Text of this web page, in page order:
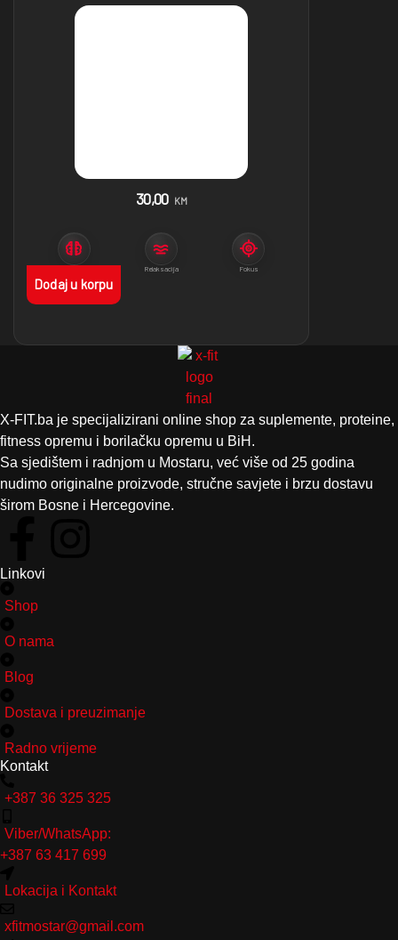
30,00 KM
Relaksacija Fokus
Dodaj u korpu
X-FIT.ba je specijalizirani online shop za suplemente, proteine,
fitness opremu i borilačku opremu u BiH.
Sa sjedištem i radnjom u Mostaru, već više od 25 godina
nudimo originalne proizvode, stručne savjete i brzu dostavu
širom Bosne i Hercegovine.
Linkovi
Shop
O nama
Blog
Dostava i preuzimanje
Radno vrijeme
Kontakt
+387 36 325 325
Viber/WhatsApp:
+387 63 417 699
Lokacija i Kontakt
xfitmostar@gmail.com